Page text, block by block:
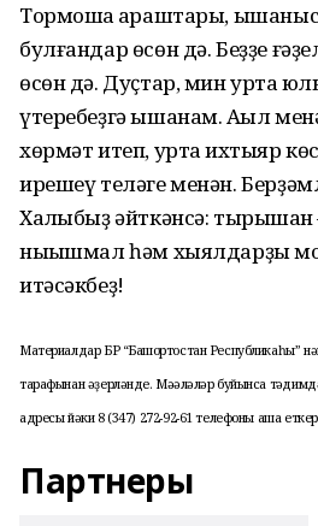
Тормошҡа ҡараштары,
булғандар өсөн дә. Беҙҙе
өсөн дә. Дуҫтар, мин уртаҡ
үтеребеҙгә ышанам. Аҡыл
хөрмәт итеп, уртаҡ ихтыяр
ирешеү теләге менән.
Халҡыбыҙ әйткәнсә: тырышҡан –
ныҡышмал һәм хыялдарҙы
итәсәкбеҙ!
Материалдар БР “Башҡортостан Республикаһы”
тарафынан әҙерләнде. Мәҡәләләр буйынса
адресы йәки 8 (347) 272-92-61 телефоны аша
Партнеры